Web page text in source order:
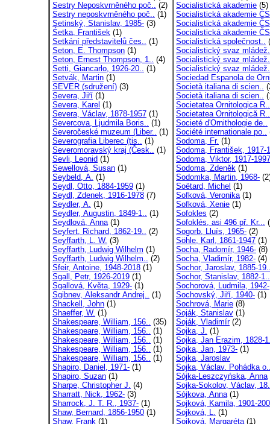
Sestry Neposkvrněného poč.. (2)
Sestry neposkvrněného poč.. (1)
Setinský, Stanislav, 1985- (3)
Śetka, František (1)
Setkání představitelů čes.. (1)
Seton, E. Thompson (1)
Seton, Ernest Thompson, 1.. (4)
Setti, Giancarlo, 1926-20.. (1)
Setvák, Martin (1)
SEVER (sdružení) (3)
Severa, Jiří (1)
Severa, Karel (1)
Severa, Václav, 1878-1957 (1)
Severcova, Ljudmila Boris.. (1)
Severočeské muzeum (Liber.. (1)
Severografia Liberec (tis.. (1)
Severomoravský kraj (Česk.. (1)
Sevli, Leonid (1)
Sewellová, Susan (1)
Seybeld, A. (1)
Seydl, Otto, 1884-1959 (1)
Seydl, Zdenek, 1916-1978 (7)
Seydler, A. (1)
Seydler, Augustin, 1849-1.. (1)
Seydlová, Anna(1)
Seyfert, Richard, 1862-19.. (2)
Seyffarth, L. W. (3)
Seyffarth, Ludwig Wilhelm (1)
Seyffarth, Ludwig Wilhelm.. (2)
Sfeir, Antoine, 1948-2018 (1)
Sgall, Petr, 1926-2019 (1)
Sgallová, Květa, 1929- (1)
Sgibnev, Aleksandr Andrej.. (1)
Shackell, John (1)
Shaeffer, W. (1)
Shakespeare, William, 156.. (35)
Shakespeare, William, 156.. (1)
Shakespeare, William, 156.. (1)
Shakespeare, William, 156.. (1)
Shakespeare, William, 156.. (1)
Shapiro, Daniel, 1971- (1)
Shapiro, Suzan (1)
Sharpe, Christopher J. (4)
Sharratt, Nick, 1962- (3)
Sharrock, J. T. R., 1937- (1)
Shaw, Bernard, 1856-1950 (1)
Shaw, Frank (1)
Socialistická akademie (5)
Socialistická akademie
Socialistická akademie
Socialistická akademie
Socialistická společnost..
Socialistický svaz
Socialistický svaz
Socialistický svaz
Sociedad Espanola de
Società italiana di scien..
Società italiana di scien..
Societatea Ornitologica R..
Societatea Ornitologică R..
Societé d'Ornithologie de..
Société internationale po..
Sodoma, Fr. (1)
Sodoma, František, 1917-
Sodoma, Viktor, 1917-1997
Sodoma, Zdeněk (1)
Sodomka, Martin, 1968-
Soëtard, Michel (1)
Sofková, Veronika(1)
Sofková, Xenie (1)
Sofokles (2)
Sofoklés, asi 496 př. Kr...
Sogorb, Lluís, 1965- (2)
Söhle, Karl, 1861-1947 (1)
Socha, Radomír, 1946- (8)
Socha, Vladimír, 1982- (4)
Sochor, Jaroslav, 1885-
Sochor, Stanislav, 1882-1..
Sochorová, Ludmila, 1942-
Sochovský, Jiří, 1940- (1)
Sochrová, Marie (8)
Soják, Stanislav (1)
Soják, Vladimír(2)
Sojka, J. (1)
Sojka, Jan Erazim, 1828-
Sojka, Jan, 1973- (1)
Sojka, Jaroslav
Sojka, Václav. Pohádka
Sójka-Leszczyńska, Anna
Sojka-Sokolov, Václav,
Sójkova, Anna(1)
Sojková, Kamila, 1901-
Sojková, L. (1)
Sojková, Margaréta(1)